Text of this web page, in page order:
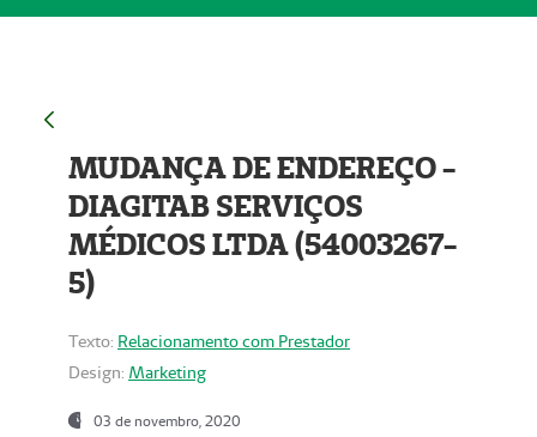
MUDANÇA DE ENDEREÇO -
DIAGITAB SERVIÇOS
MÉDICOS LTDA (54003267-
5)
Texto: Relacionamento com Prestador
Design: Marketing
03 de novembro, 2020